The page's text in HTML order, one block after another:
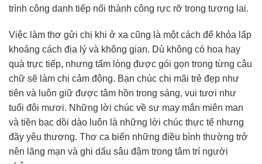
trình công danh tiếp nối thành công rực rỡ trong tương lai.
Việc làm thơ gửi chị khi ở xa cũng là một cách để khỏa lấp
khoảng cách địa lý và không gian. Dù không có hoa hay
quà trực tiếp, nhưng tấm lòng được gói gọn trong từng câu
chữ sẽ làm chị cảm động. Bạn chúc chị mãi trẻ đẹp như
tiên và luôn giữ được tâm hồn trong sáng, vui tươi như
tuổi đôi mươi. Những lời chúc về sự may mắn miên man
và tiền bạc dồi dào luôn là những lời chúc thực tế nhưng
đầy yêu thương. Thơ ca biến những điều bình thường trở
nên lãng mạn và ghi dấu sâu đậm trong tâm trí người